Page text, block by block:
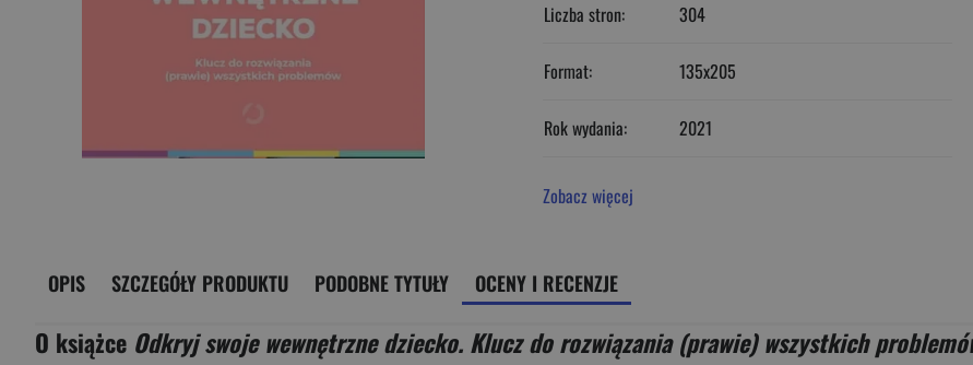
Liczba stron: 304
Format: 135x205
Rok wydania: 2021
Zobacz więcej
OPIS SZCZEGÓŁY PRODUKTU PODOBNE TYTUŁY OCENY I RECENZJE
O książce Odkryj swoje wewnętrzne dziecko. Klucz do rozwiązania (prawie) wszystkich